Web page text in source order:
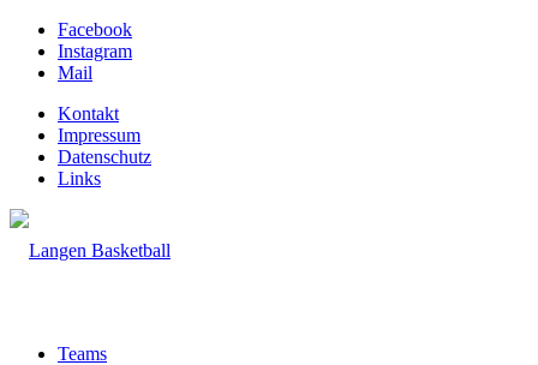
Facebook
Instagram
Mail
Kontakt
Impressum
Datenschutz
Links
Teams